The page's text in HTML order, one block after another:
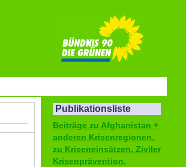
Publikationsliste
Beiträge zu Afghanistan +
anderen Krisenregionen,
zu Kriseneinsätzen, Ziviler
Krisenprävention,